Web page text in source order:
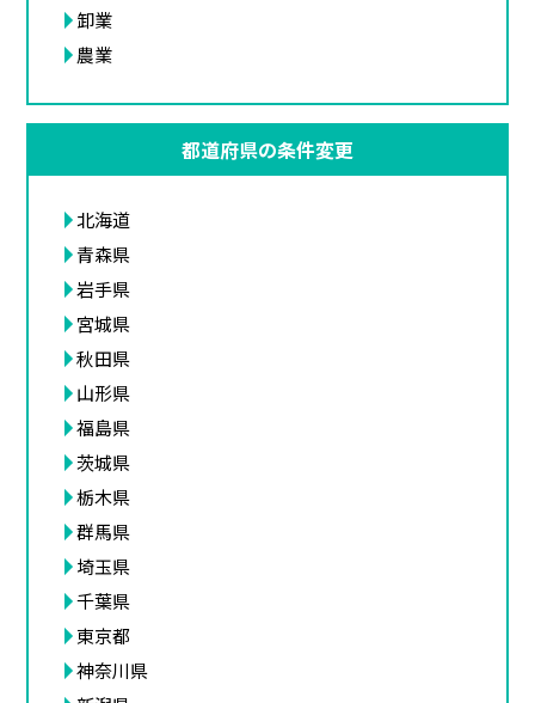
卸業
農業
都道府県の条件変更
北海道
青森県
岩手県
宮城県
秋田県
山形県
福島県
茨城県
栃木県
群馬県
埼玉県
千葉県
東京都
神奈川県